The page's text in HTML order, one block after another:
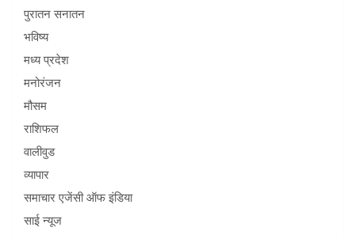
पुरातन सनातन
भविष्य
मध्य प्रदेश
मनोरंजन
मौसम
राशिफल
वालीवुड
व्यापार
समाचार एजेंसी ऑफ इंडिया
साई न्यूज